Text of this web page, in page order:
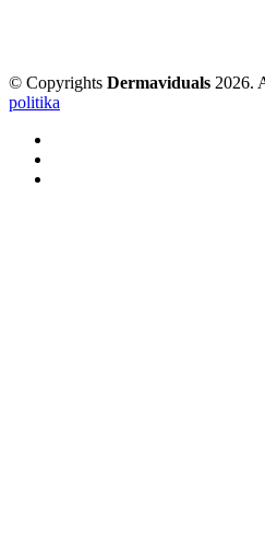
© Copyrights Dermaviduals 2026.
politika